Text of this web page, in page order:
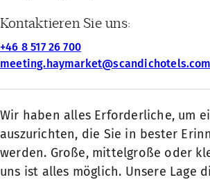
Kontaktieren Sie uns:
+46 8 517 26 700
meeting.haymarket@scandichotels.com
Wir haben alles Erforderliche, um
auszurichten, die Sie in bester
werden. Große, mittelgroße oder
uns ist alles möglich. Unsere Lage